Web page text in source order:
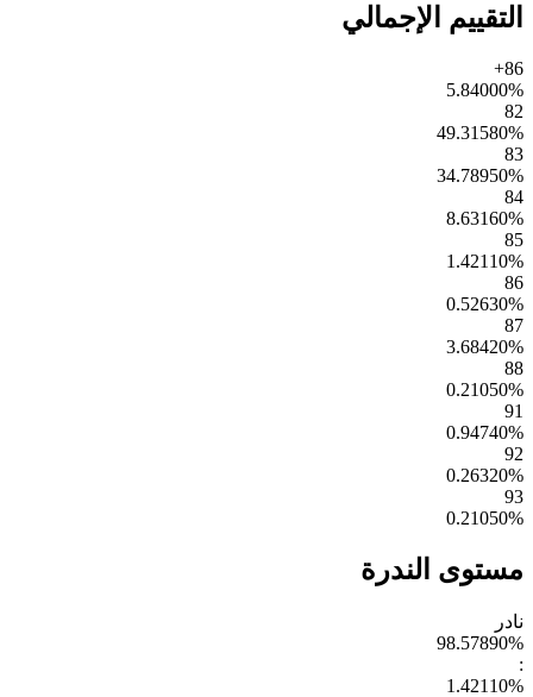
التقييم الإجمالي
86+
5.84000%
82
49.31580%
83
34.78950%
84
8.63160%
85
1.42110%
86
0.52630%
87
3.68420%
88
0.21050%
91
0.94740%
92
0.26320%
93
0.21050%
مستوى الندرة
نادر
98.57890%
:
1.42110%